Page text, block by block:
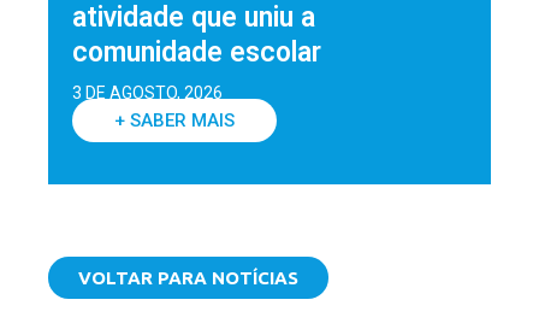
atividade que uniu a
comunidade escolar
3 DE AGOSTO, 2026
+ SABER MAIS
VOLTAR PARA NOTÍCIAS